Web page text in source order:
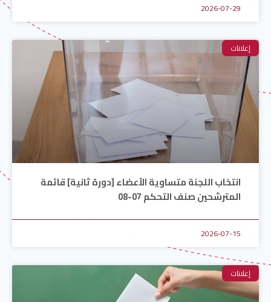
2026-07-29
إعلانات
انتخاب اللجنة متساوية الأعضاء [دورة ثانية] قائمة
المترشحين صنف التحكم 07-08
2026-07-15
إعلانات